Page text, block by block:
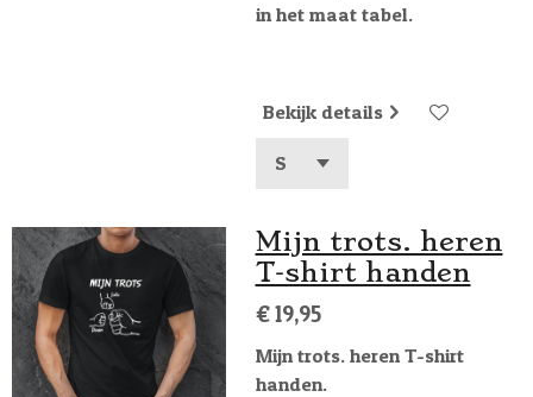
in het maat tabel.
Bekijk details
Mijn trots. heren
T-shirt handen
€ 19,95
Mijn trots. heren T-shirt
handen.